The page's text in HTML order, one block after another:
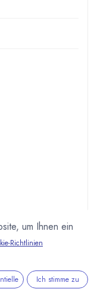
um Ihnen ein
Richtlinien
Ich stimme zu